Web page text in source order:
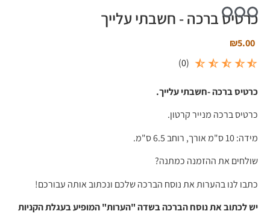
כרטיס ברכה - חשבתי עלייך
₪5.00
(
0
)
כרטיס ברכה -חשבתי עלייך.
כרטיס ברכה מנייר קרטון.
מידה: 10 ס"מ אורך, רוחב 6.5 ס"מ.
שולחים את ההזמנה כמתנה?
כתבו לנו בהערות את נוסח הברכה שלכם ונכתוב אותה עבורכם!
יש לכתוב את נוסח הברכה בשדה "הערות" המופיע בעגלת הקניות